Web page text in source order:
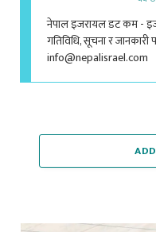
नेपाल इजरायल डट कम -
गतिविधि, सूचना र जानकारी
info@nepalisrael.com